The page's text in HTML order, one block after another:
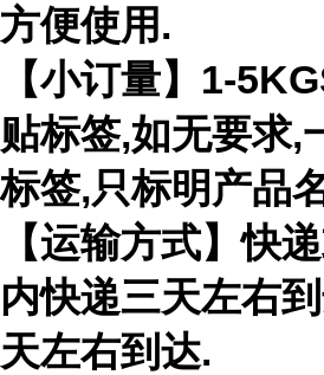
方便使用.
【小订量】1-
贴标签,如无要求,
标签,只标明产品
【运输方式】快
内快递三天左右
天左右到达.